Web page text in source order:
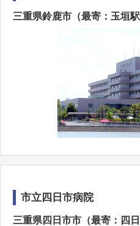
三重県鈴鹿市（最寄：玉垣
市立四日市病院
三重県四日市市（最寄：四